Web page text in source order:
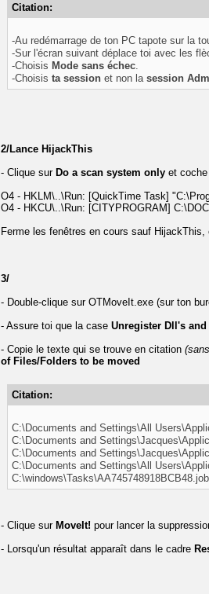
Citation:
-Au redémarrage de ton PC tapote sur la
-Sur l'écran suivant déplace toi avec les
-Choisis Mode sans échec
-Choisista session et non lasession
2/Lance HijackThis
- Clique surDo a scan system only et
O4 - HKLM\..\Run: [QuickTime Task]
O4 - HKCU\..\Run: [CITYPROGRAM]
Ferme les fenêtres en cours sauf
3/
- Double-clique sur OTMoveIt.exe (sur ton
- Assure toi que la caseUnregister Dll's and
- Copie le texte qui se trouve en citation
of Files/Folders to be moved
Citation:
C:\Documents and Settings\All
C:\Documents and
C:\Documents and
C:\Documents and Settings\All
C:\windows\Tasks\AA745748918BCB48.job
- Clique sur MoveIt! pour lancer la
- Lorsqu'un résultat apparaît dans le cadre